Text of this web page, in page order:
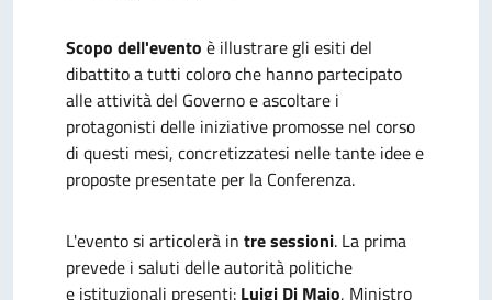
Scopo dell'evento è illustrare gli esiti del
dibattito a tutti coloro che hanno partecipato
alle attività del Governo e ascoltare i
protagonisti delle iniziative promosse nel corso
di questi mesi, concretizzatesi nelle tante idee e
proposte presentate per la Conferenza.
L'evento si articolerà in tre sessioni. La prima
prevede i saluti delle autorità politiche
e istituzionali presenti: Luigi Di Maio, Ministro